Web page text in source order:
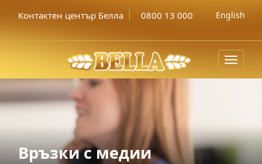
Контактен център Белла 0800 13 000 English
Toggle
Връзки с медии